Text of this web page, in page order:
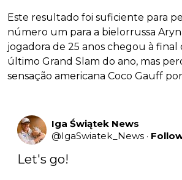
Este resultado foi suficiente para
número um para a bielorrussa
jogadora de 25 anos chegou à
último Grand Slam do ano, mas
sensação americana Coco Gauff
Iga Świątek News
@IgaSwiatek_News ·
Let's go!